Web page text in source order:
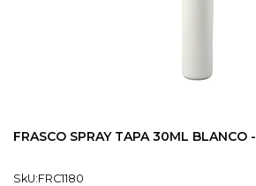
FRASCO SPRAY TAPA 30ML BLANCO -
SkU:FRC1180